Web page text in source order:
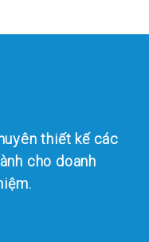
thiết kế các
cho doanh